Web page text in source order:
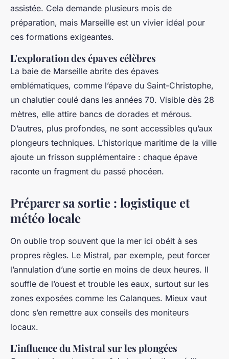
assistée. Cela demande plusieurs mois de
préparation, mais Marseille est un vivier idéal pour
ces formations exigeantes.
L'exploration des épaves célèbres
La baie de Marseille abrite des épaves
emblématiques, comme l’épave du Saint-Christophe,
un chalutier coulé dans les années 70. Visible dès 28
mètres, elle attire bancs de dorades et mérous.
D’autres, plus profondes, ne sont accessibles qu’aux
plongeurs techniques. L’historique maritime de la ville
ajoute un frisson supplémentaire : chaque épave
raconte un fragment du passé phocéen.
Préparer sa sortie : logistique et
météo locale
On oublie trop souvent que la mer ici obéit à ses
propres règles. Le Mistral, par exemple, peut forcer
l’annulation d’une sortie en moins de deux heures. Il
souffle de l’ouest et trouble les eaux, surtout sur les
zones exposées comme les Calanques. Mieux vaut
donc s’en remettre aux conseils des moniteurs
locaux.
L'influence du Mistral sur les plongées